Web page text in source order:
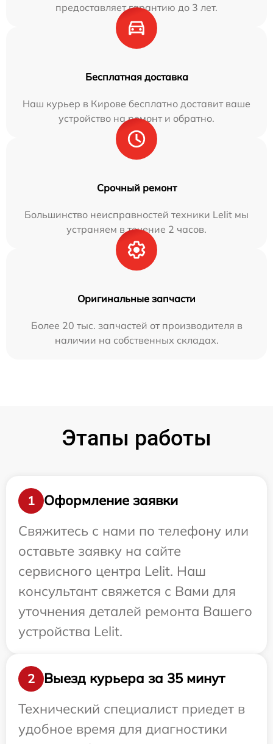
предоставляет гарантию до 3 лет.
Бесплатная доставка
Наш курьер в Кирове бесплатно доставит ваше
устройство на ремонт и обратно.
Срочный ремонт
Большинство неисправностей техники Lelit мы
устраняем в течение 2 часов.
Оригинальные запчасти
Более 20 тыс. запчастей от производителя в
наличии на собственных складах.
Этапы работы
1
Оформление заявки
Свяжитесь с нами по телефону или
оставьте заявку на сайте
сервисного центра Lelit. Наш
консультант свяжется с Вами для
уточнения деталей ремонта Вашего
устройства Lelit.
2
Выезд курьера за 35 минут
Технический специалист приедет в
удобное время для диагностики